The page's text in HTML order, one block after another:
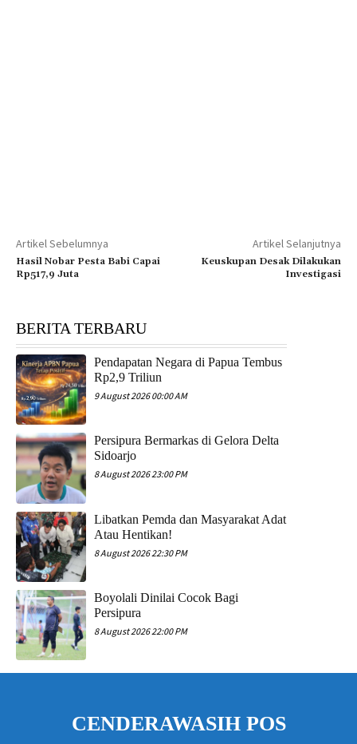
Artikel Sebelumnya
Hasil Nobar Pesta Babi Capai
Rp517,9 Juta
Artikel Selanjutnya
Keuskupan Desak Dilakukan
Investigasi
BERITA TERBARU
Pendapatan Negara di Papua Tembus
Rp2,9 Triliun
9 August 2026 00:00 AM
Persipura Bermarkas di Gelora Delta
Sidoarjo
8 August 2026 23:00 PM
Libatkan Pemda dan Masyarakat Adat
Atau Hentikan!
8 August 2026 22:30 PM
Boyolali Dinilai Cocok Bagi
Persipura
8 August 2026 22:00 PM
CENDERAWASIH POS